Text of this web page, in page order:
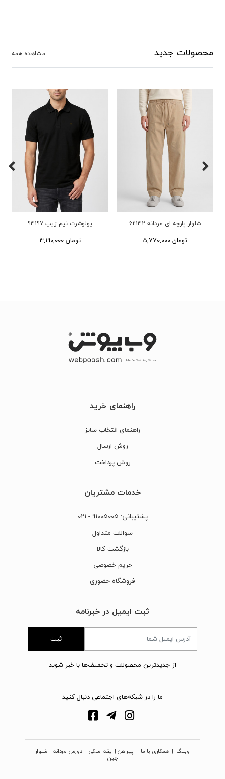
محصولات جدید مشاهده همه
شلوار پارچه ای مردانه 62132
5,770,000 تومان
شلوار پارچه ای مردانه 62132
5,770,000 تومان
راهنمای خرید
راهنمای انتخاب سایز
روش ارسال
روش پرداخت
خدمات مشتریان
پشتیبانی: 91005005
- 021
سوالات متداول
بازگشت کالا
حریم خصوصی
فروشگاه حضوری
ثبت ایمیل در خبرنامه
ثبت
از جدیدترین محصولات و تخفیف‌ها با خبر شوید
ما را در شبکه‌های اجتماعی دنبال کنید
وبلاگ | همکاری با ما | پیراهن | یقه اسکی | دورس مردانه | شلوار
جین